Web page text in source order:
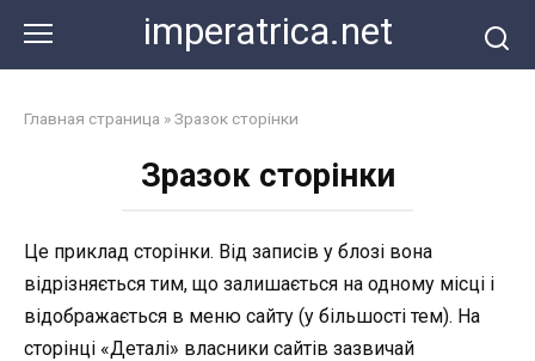
контенту
imperatrica.net
Главная страница »Зразок сторінки
Зразок сторінки
Це приклад сторінки. Від записів у блозі вона
відрізняється тим, що залишається на одному місці і
відображається в меню сайту (у більшості тем). На
сторінці «Деталі» власники сайтів зазвичай